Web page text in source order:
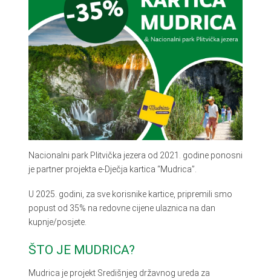
Nacionalni park Plitvička jezera od 2021. godine ponosni
je partner projekta e-Dječja kartica “Mudrica”.
U 2025. godini, za sve korisnike kartice, pripremili smo
popust od 35% na redovne cijene ulaznica na dan
kupnje/posjete.
ŠTO JE MUDRICA?
Mudrica je projekt Središnjeg državnog ureda za